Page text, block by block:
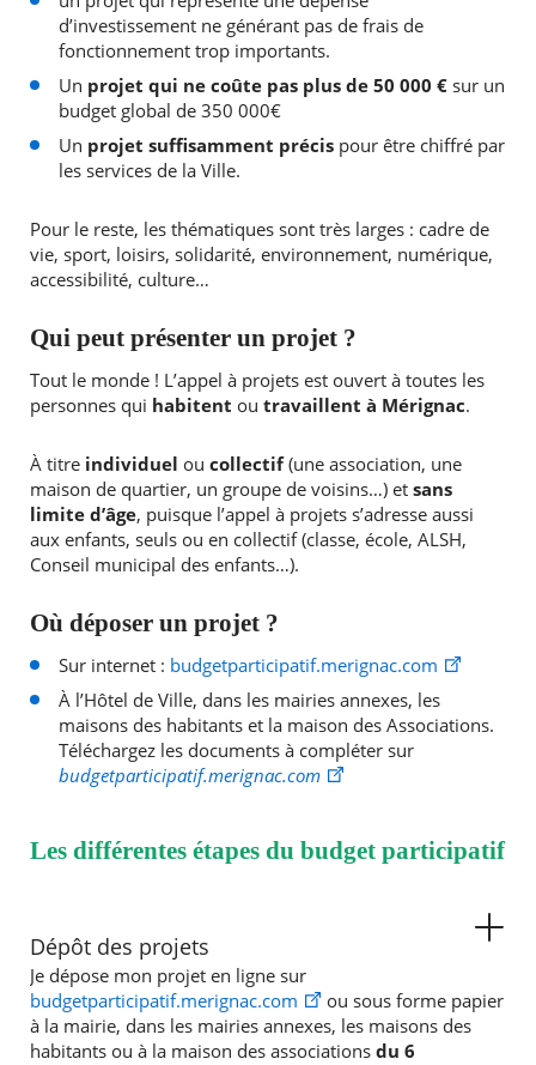
d’investissement ne générant pas de frais de
fonctionnement trop importants.
Un projet qui ne coûte pas plus de 50 000 €sur un
budget global de 350 000€
Un projet suffisamment précispour être chiffré par
les services de la Ville.
Pour le reste, les thématiques sont très larges : cadre de
vie, sport, loisirs, solidarité, environnement, numérique,
accessibilité, culture…
Qui peut présenter un projet ?
Tout le monde ! L’appel à projets est ouvert à toutes les
personnes qui habitent ou travaillent à Mérignac.
À titre individuel ou collectif(une association, une
maison de quartier, un groupe de voisins…) etsans
limite d’âge, puisque l’appel à projets s’adresse aussi
aux enfants, seuls ou en collectif (classe, école, ALSH,
Conseil municipal des enfants…).
Où déposer un projet ?
Sur internet : budgetparticipatif.merignac.com
À l’Hôtel de Ville, dans les mairies annexes, les
maisons des habitants et la maison des Associations.
Téléchargez les documents à compléter sur
budgetparticipatif.merignac.com
Les différentes étapes du budget participatif
Dépôt des projets
Je dépose mon projet en ligne sur
budgetparticipatif.merignac.com
ou sous forme papier
à la mairie, dans les mairies annexes, les maisons des
habitants ou à la maison des associationsdu 6